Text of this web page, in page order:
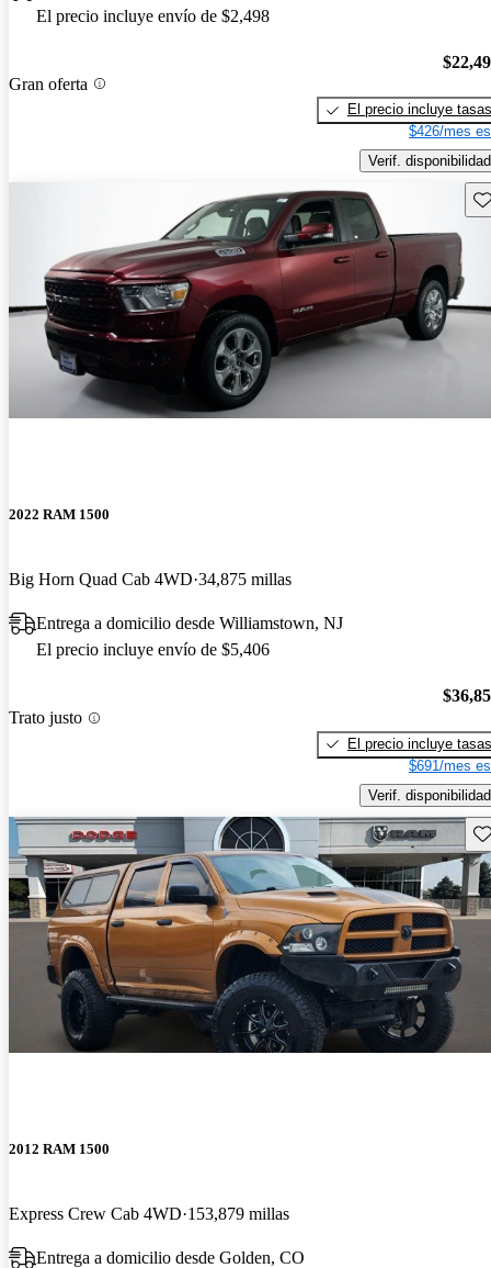
El precio incluye envío de $2,498
Gran oferta
El precio incluye tasas
$426/mes
Verif. disponibilidad
2022 RAM 1500
Big Horn Quad Cab 4WD 34,875 millas
Entrega a domicilio desde Williamstown, NJ
El precio incluye envío de $5,406
Trato justo
El precio incluye tasas
$691/mes
Verif. disponibilidad
2012 RAM 1500
Express Crew Cab 4WD 153,879 millas
Entrega a domicilio desde Golden, CO